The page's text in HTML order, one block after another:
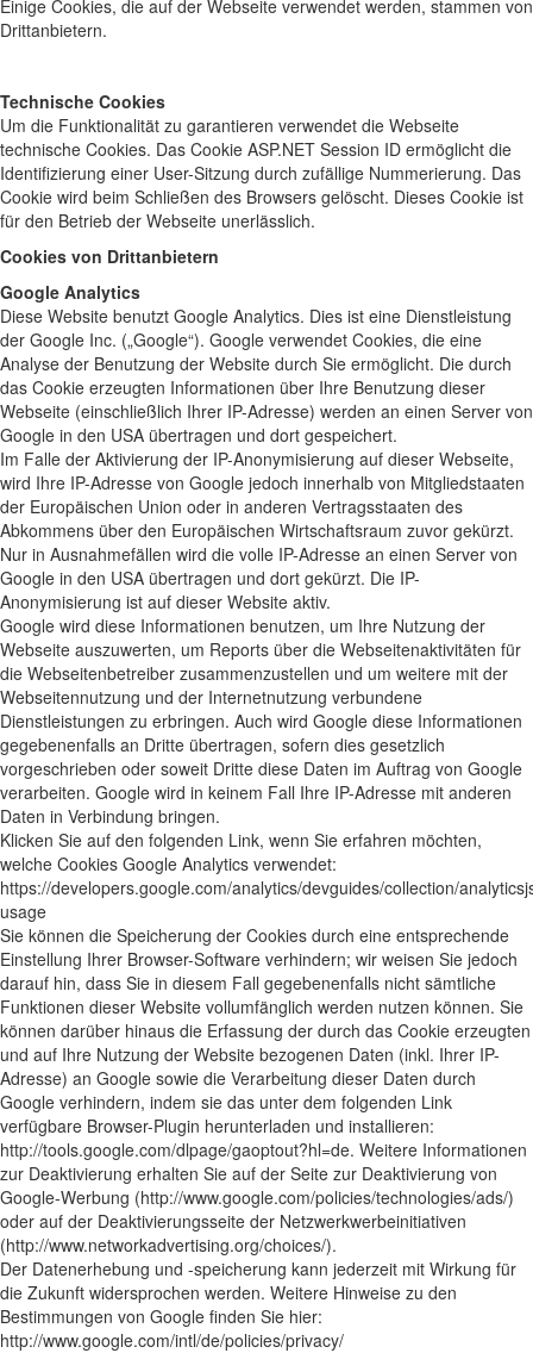
Einige Cookies, die auf der Webseite verwendet werden, stammen von
Drittanbietern.
Technische Cookies
Um die Funktionalität zu garantieren verwendet die Webseite
technische Cookies. Das Cookie ASP.NET Session ID ermöglicht die
Identifizierung einer User-Sitzung durch zufällige Nummerierung. Das
Cookie wird beim Schließen des Browsers gelöscht. Dieses Cookie ist
für den Betrieb der Webseite unerlässlich.
Cookies von Drittanbietern
Google Analytics
Diese Website benutzt Google Analytics. Dies ist eine Dienstleistung
der Google Inc. („Google“). Google verwendet Cookies, die eine
Analyse der Benutzung der Website durch Sie ermöglicht. Die durch
das Cookie erzeugten Informationen über Ihre Benutzung dieser
Webseite (einschließlich Ihrer IP-Adresse) werden an einen Server von
Google in den USA übertragen und dort gespeichert.
Im Falle der Aktivierung der IP-Anonymisierung auf dieser Webseite,
wird Ihre IP-Adresse von Google jedoch innerhalb von Mitgliedstaaten
der Europäischen Union oder in anderen Vertragsstaaten des
Abkommens über den Europäischen Wirtschaftsraum zuvor gekürzt.
Nur in Ausnahmefällen wird die volle IP-Adresse an einen Server von
Google in den USA übertragen und dort gekürzt. Die IP-
Anonymisierung ist auf dieser Website aktiv.
Google wird diese Informationen benutzen, um Ihre Nutzung der
Webseite auszuwerten, um Reports über die Webseitenaktivitäten für
die Webseitenbetreiber zusammenzustellen und um weitere mit der
Webseitennutzung und der Internetnutzung verbundene
Dienstleistungen zu erbringen. Auch wird Google diese Informationen
gegebenenfalls an Dritte übertragen, sofern dies gesetzlich
vorgeschrieben oder soweit Dritte diese Daten im Auftrag von Google
verarbeiten. Google wird in keinem Fall Ihre IP-Adresse mit anderen
Daten in Verbindung bringen.
Klicken Sie auf den folgenden Link, wenn Sie erfahren möchten,
welche Cookies Google Analytics verwendet:
https://developers.google.com/analytics/devguides/collection/
usage
Sie können die Speicherung der Cookies durch eine entsprechende
Einstellung Ihrer Browser-Software verhindern; wir weisen Sie jedoch
darauf hin, dass Sie in diesem Fall gegebenenfalls nicht sämtliche
Funktionen dieser Website vollumfänglich werden nutzen können. Sie
können darüber hinaus die Erfassung der durch das Cookie erzeugten
und auf Ihre Nutzung der Website bezogenen Daten (inkl. Ihrer IP-
Adresse) an Google sowie die Verarbeitung dieser Daten durch
Google verhindern, indem sie das unter dem folgenden Link
verfügbare Browser-Plugin herunterladen und installieren:
http://tools.google.com/dlpage/gaoptout?hl=de. Weitere Informationen
zur Deaktivierung erhalten Sie auf der Seite zur Deaktivierung von
Google-Werbung (http://www.google.com/policies/technologies/ads/)
oder auf der Deaktivierungsseite der Netzwerkwerbeinitiativen
(http://www.networkadvertising.org/choices/).
Der Datenerhebung und -speicherung kann jederzeit mit Wirkung für
die Zukunft widersprochen werden. Weitere Hinweise zu den
Bestimmungen von Google finden Sie hier:
http://www.google.com/intl/de/policies/privacy/